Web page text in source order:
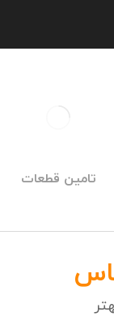
تامین قطعات